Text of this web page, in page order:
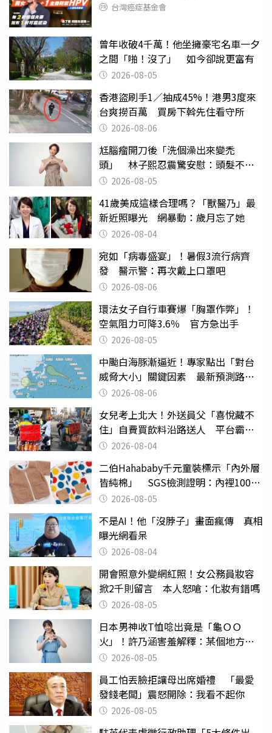
台灣癌症基金會
曾年收破4千萬！他坐擁豪宅名車一夕
之間「啪！沒了」 如今卻說更富有
2026-08-05
香港盜刷手1／抽成45%！港男3度來
台爽撈百萬 買房下斡先住看守所
2026-08-06
尪腦瘤開刀後「洗個澡出來變禿
頭」 林子熙忍震驚安慰：頭髮不重
要 2026-08-05
41歲美成這樣合理嗎？「獸醫乃」最
新近照曝光 網暴動：歲月忘了她
2026-08-04
宛如「病毒盛宴」！暑假3流行病齊
發 醫示警：再次戴上口罩吧
2026-08-06
環法女子自行車賽爆「胸罩作弊」！
空氣阻力可降3.6％ 官方急出手
2026-08-05
中颱白海豚漸逼近！專家點出「對台
威脅大小」關鍵因素 最新預測路徑
曝 2026-08-06
女兒考上北大！外送員父「喜悅藏不
住」自費買飲料沿路送人 平台霸氣
幫付學費
2026-08-04
二伯Hahababy千元童裝標示「內外層
皆純棉」 SGS檢測證明：內裡100%
聚酯纖維
2026-08-05
不是AI！他「沒脖子」畫面瘋傳 真相
曝光網看呆
2026-08-04
開會照意外變網紅照！女公務員妝容
掀2千則留言 本人怒嗆：化妝有錯嗎
2026-08-05
日本男神收T恤唸出竟是「龜ＯＯ
火」！許乃涵害羞解釋：某個地方燃
燒起來了
2026-08-05
員工怕丟臉拒讓母出席婚禮 「最愛
發錢老闆」震怒開除：我看不起你
2026-08-05